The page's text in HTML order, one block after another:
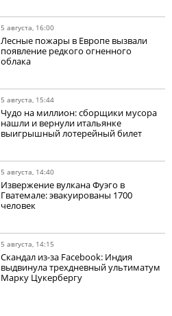
5 августа, 16:00
Лесные пожары в Европе вызвали
появление редкого огненного
облака
5 августа, 15:44
Чудо на миллион: сборщики мусора
нашли и вернули итальянке
выигрышный лотерейный билет
5 августа, 14:40
Извержение вулкана Фуэго в
Гватемале: эвакуированы 1700
человек
5 августа, 14:15
Скандал из-за Facebook: Индия
выдвинула трехдневный ультиматум
Марку Цукербергу